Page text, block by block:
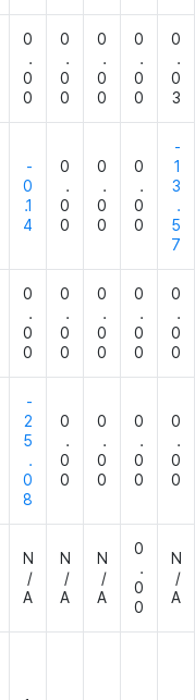
0
.
0
0
0
.
0
0
0
.
0
0
0
.
0
0
0
.
0
3
-
0
.1
4
0
.
0
0
0
.
0
0
0
.
0
0
-
1
3
.
5
7
0
.
0
0
0
.
0
0
0
.
0
0
0
.
0
0
0
.
0
0
-
2
5
.
0
8
0
.
0
0
0
.
0
0
0
.
0
0
0
.
0
0
N
/
A
N
/
A
N
/
A
0
.
0
0
N
/
A